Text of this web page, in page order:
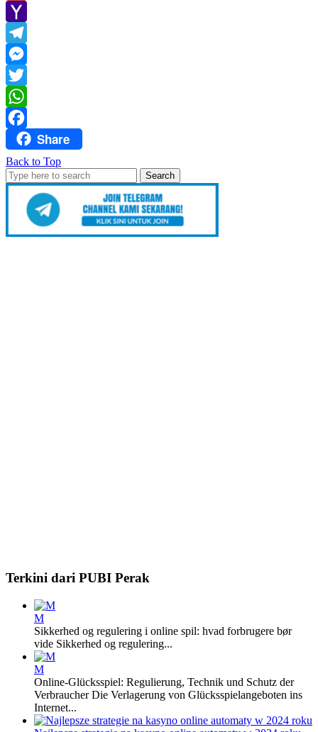
Gmail
Yahoo
Mail
Telegram
Messenger
Twitter
WhatsApp
FacebookShare
Back to Top
Search
for:
Terkini dari PUBI Perak
M
Sikkerhed og regulering i online spil: hvad forbrugere bør
vide Sikkerhed og regulering...
M
Online-Glücksspiel: Regulierung, Technik und Schutz der
Verbraucher Die Verlagerung von Glücksspielangeboten ins
Internet...